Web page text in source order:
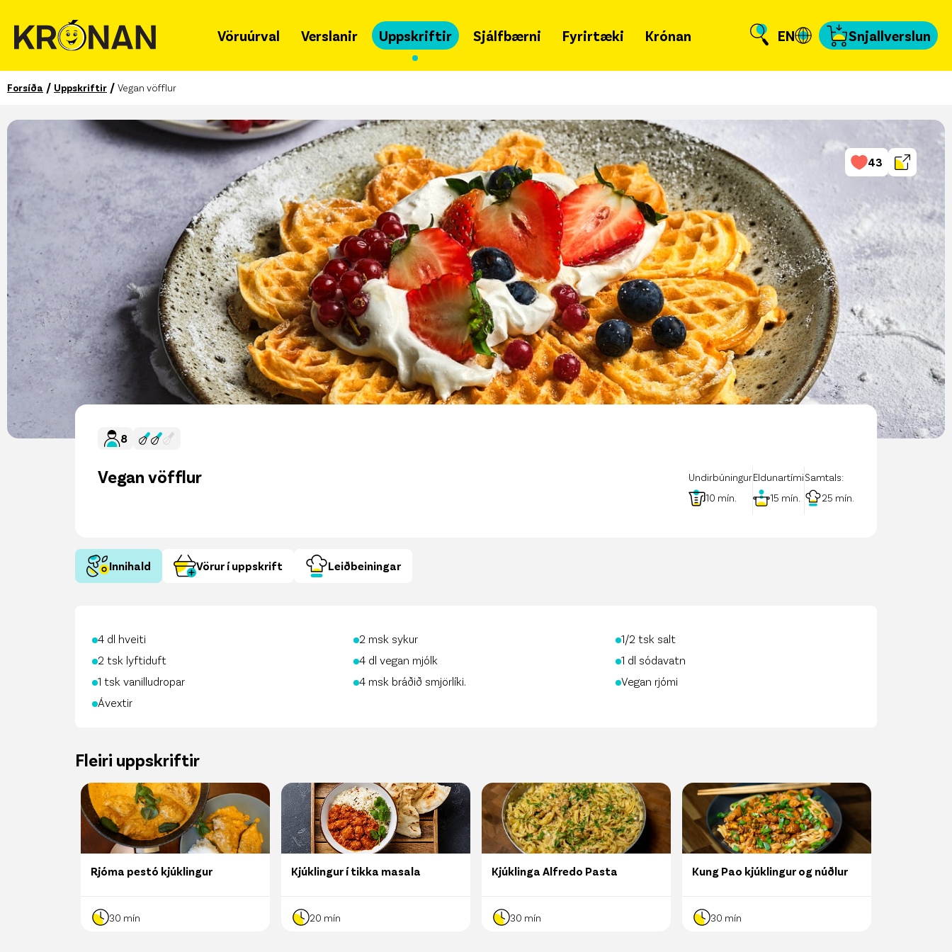
Vöruúrval Verslanir Uppskriftir Sjálfbærni
Sjálfbærniskýrsla
Lýðheilsa
Tímalína
Matarsóun
Styrkir
Merkileg merki
Svansvottun
Fyrirtæki Krónan
Snjallverslun
Skannað og skundað
Merki, tengiliðir & fyrir
fjölmiðla
Gjafakort
Leita að kvittun
Hafa samband
Störf og mannauður
Krónan Public API
Skrá á póstlista
EN Snjallverslun
Forsíða / Uppskriftir / Vegan vöfflur
43
8
Vegan vöfflur
Undirbúningur
10 mín.
Eldunartími
15 mín.
Samtals:
25 mín.
Innihald Vörur í uppskrift Leiðbeiningar
4 dl hveiti 2 msk sykur
1/2 tsk salt
2 tsk lyftiduft
4 dl vegan mjólk
1 dl sódavatn
1 tsk vanilludropar
4 msk bráðið smjörlíki.
Vegan rjómi
Ávextir
Fleiri uppskriftir
Rjóma pestó kjúklingur
30 mín
Kjúklingur í tikka masala
20 mín
Kjúklinga Alfredo Pasta
30 mín
Kung Pao kjúklingur og núðlur
30 mín